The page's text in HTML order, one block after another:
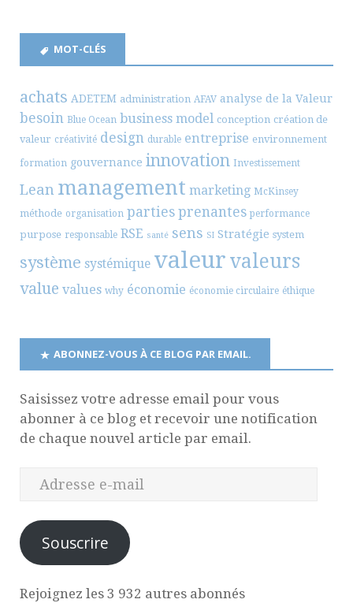
MOT-CLÉS
achats ADETEM administration AFAV analyse de la Valeur
besoin Blue Ocean business model conception création de
valeur créativité design durable entreprise environnement
formation gouvernance innovation Investissement
Lean management marketing McKinsey
méthode organisation parties prenantes performance
purpose responsable RSE santé sens SI Stratégie system
système systémique valeur valeurs
value values why économie économie circulaire éthique
ABONNEZ-VOUS À CE BLOG PAR EMAIL.
Saisissez votre adresse email pour vous
abonner à ce blog et recevoir une notification
de chaque nouvel article par email.
Souscrire
Rejoignez les 3 932 autres abonnés